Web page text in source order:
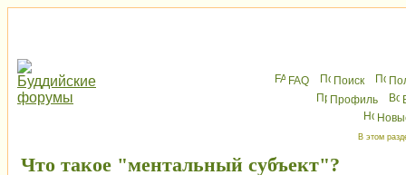
FAQ Поиск
Профиль
В этом
Что такое "ментальный субъект"?